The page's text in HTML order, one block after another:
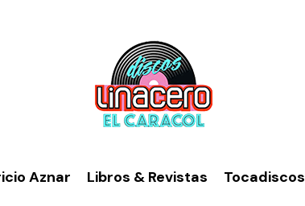
Aznar Libros & Revistas Tocadiscos